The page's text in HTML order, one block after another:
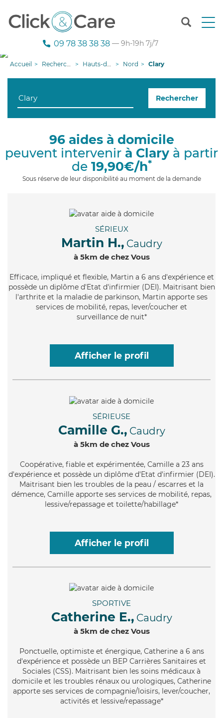
T
n
g
i
09 78 38 38 38 — 9h-19h 7j/7
Accueil Recherche aide à domicile Hauts-de-France Nord Clary
Rechercher
96 aides à domicile
peuvent intervenir à Clary à partir
de 19,90€/h*
Sous réserve de leur disponibilité au moment de la demande
SÉRIEUX
Martin H., Caudry
à 5km de chez Vous
Efficace, impliqué et flexible, Martin a 6 ans d'expérience et
possède un diplôme d'Etat d'infirmier (DEI). Maitrisant bien
l'arthrite et la maladie de parkinson, Martin apporte ses
services de mobilité, repas, lever/coucher et
surveillance de nuit*
Afficher le profil
SÉRIEUSE
Camille G., Caudry
à 5km de chez Vous
Coopérative, fiable et expérimentée, Camille a 23 ans
d'expérience et possède un diplôme d'Etat d'infirmier (DEI).
Maitrisant bien les troubles de la peau / escarres et la
démence, Camille apporte ses services de mobilité, repas,
lessive/repassage et toilette/habillage*
Afficher le profil
SPORTIVE
Catherine E., Caudry
à 5km de chez Vous
Ponctuelle, optimiste et énergique, Catherine a 6 ans
d'expérience et possède un BEP Carrières Sanitaires et
Sociales (CSS). Maitrisant bien les soins médicaux à
domicile et les troubles rénaux ou urologiques, Catherine
apporte ses services de compagnie/loisirs, lever/coucher,
activités et lessive/repassage*